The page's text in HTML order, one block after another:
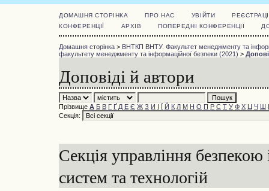
ДОМАШНЯ СТОРІНКА ПРО НАС УВІЙТИ
КОНФЕРЕНЦІЇ
АРХІВ ПОПЕРЕДНІ КОНФЕРЕНЦІЇ
Домашня сторінка > ВНТКП ВНТУ. Факультет менеджменту та
факультету менеджменту та інформаційної безпеки (2021) >
Доповіді й автори
Прізвище А Б В Г Ґ Д Е Є Ж З И І Ї Й К Л М Н О П Р С Т У Ф Х Ц Ч Ш
Секція:
Секція управління
систем та технологій